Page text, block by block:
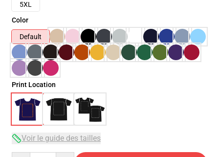
5XL
Color
Default
Print Location
Voir le guide des tailles